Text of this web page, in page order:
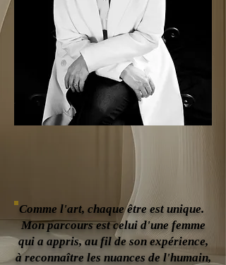
Comme l'art, chaque être est unique.
Mon parcours est celui d'une femme
qui a appris, au fil de son expérience,
à reconnaître les nuances de l'humain,